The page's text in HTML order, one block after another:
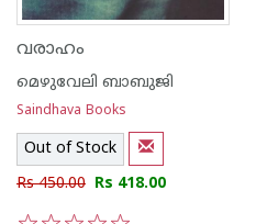
വരാഹം
മെഴുവേലി ബാബുജി
Saindhava Books
Out of Stock
Rs 450.00 Rs 418.00